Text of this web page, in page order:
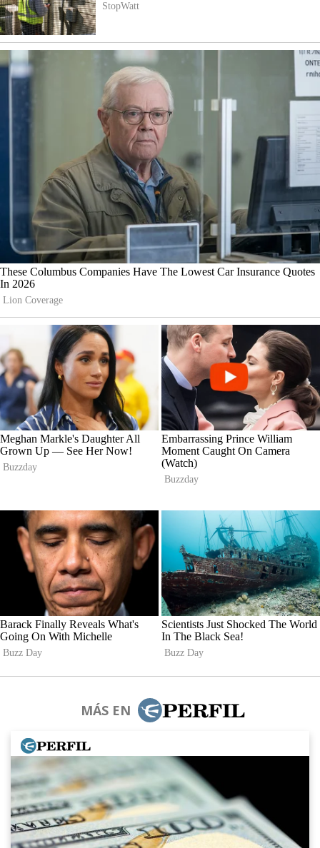
MÁS EN